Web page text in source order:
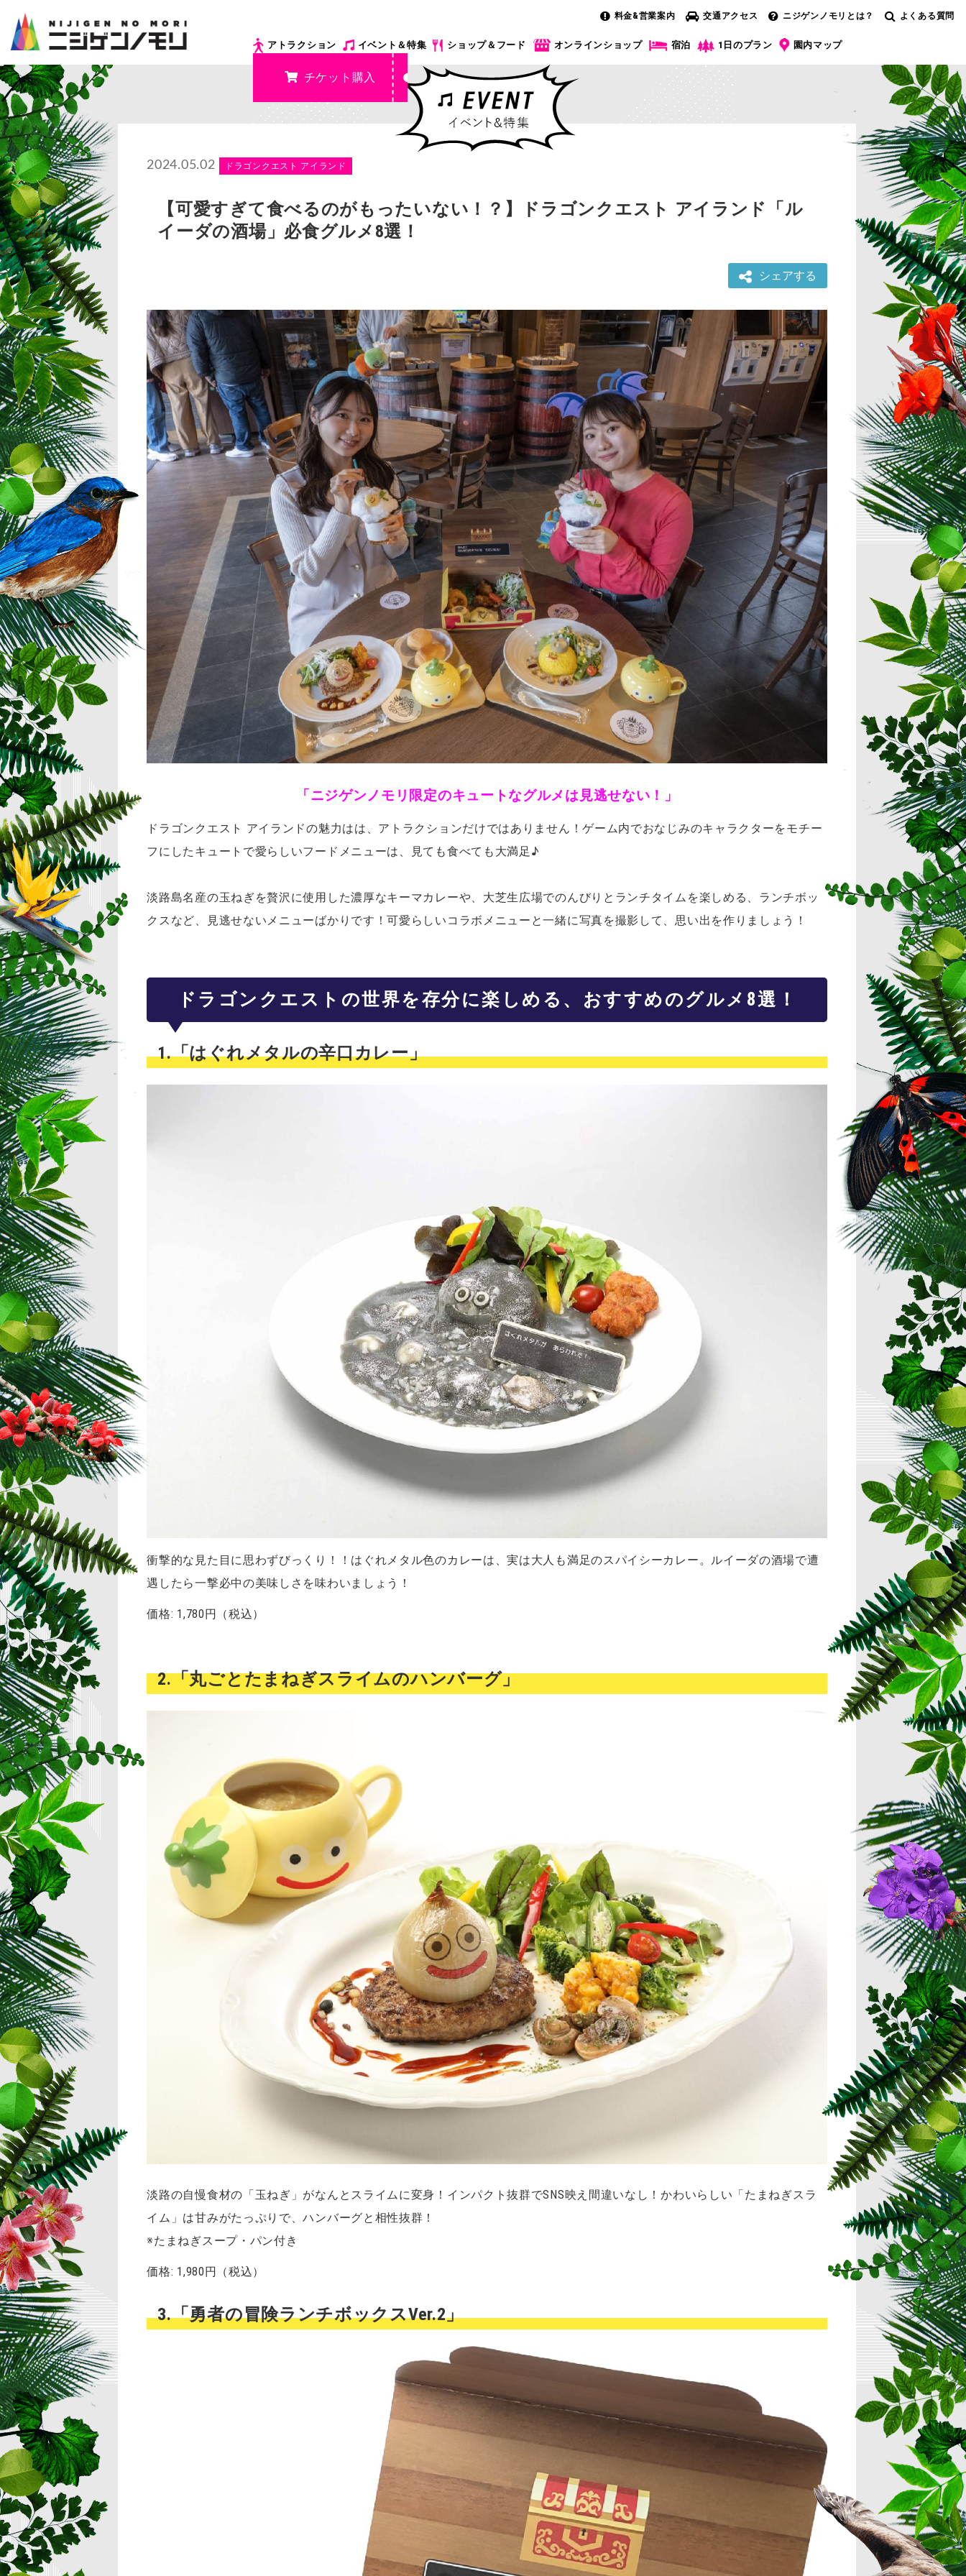
料金&営業案内 交通アクセス ニジゲンノモリとは？ よくある質問
アトラクション イベント＆特集 ショップ＆フード オンラインショップ 宿泊 1日のプラン 園内マップ
チケット購入
2024.05.02 ドラゴンクエスト アイランド
【可愛すぎて食べるのがもったいない！？】ドラゴンクエスト アイランド「ル
イーダの酒場」必食グルメ8選！
シェアする
「ニジゲンノモリ限定のキュートなグルメは見逃せない！」
ドラゴンクエスト アイランドの魅力はは、アトラクションだけではありません！ゲーム内でおなじみのキャラクターをモチー
フにしたキュートで愛らしいフードメニューは、見ても食べても大満足♪
淡路島名産の玉ねぎを贅沢に使用した濃厚なキーマカレーや、大芝生広場でのんびりとランチタイムを楽しめる、ランチボッ
クスなど、見逃せないメニューばかりです！可愛らしいコラボメニューと一緒に写真を撮影して、思い出を作りましょう！
ドラゴンクエストの世界を存分に楽しめる、おすすめのグルメ8選！
1.「はぐれメタルの辛口カレー」
衝撃的な見た目に思わずびっくり！！はぐれメタル色のカレーは、実は大人も満足のスパイシーカレー。ルイーダの酒場で遭
遇したら一撃必中の美味しさを味わいましょう！
価格: 1,780円（税込）
2.「丸ごとたまねぎスライムのハンバーグ」
淡路の自慢食材の「玉ねぎ」がなんとスライムに変身！インパクト抜群でSNS映え間違いなし！かわいらしい「たまねぎスラ
イム」は甘みがたっぷりで、ハンバーグと相性抜群！
※たまねぎスープ・パン付き
価格: 1,980円（税込）
3.「勇者の冒険ランチボックスVer.2」